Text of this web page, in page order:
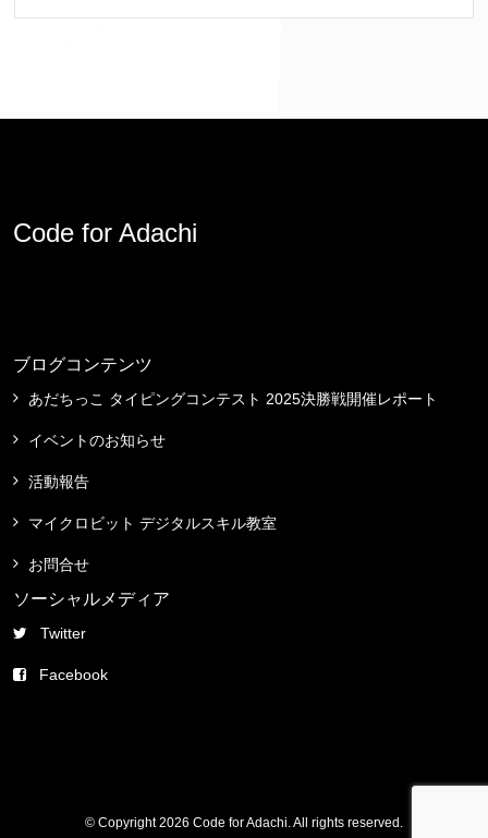
Code for Adachi
ブログコンテンツ
あだちっこ タイピングコンテスト 2025決勝戦開催レポート
イベントのお知らせ
活動報告
マイクロビット デジタルスキル教室
お問合せ
ソーシャルメディア
Twitter
Facebook
© Copyright 2026 Code for Adachi. All rights reserved.